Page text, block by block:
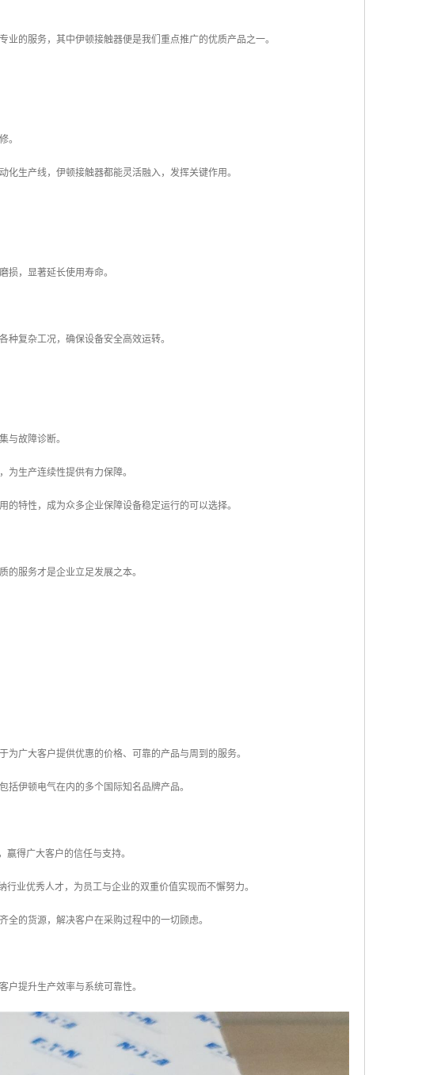
的服务，其中伊顿接触器便是我们重点推广的优质产品之一。
。
生产线，伊顿接触器都能灵活融入，发挥关键作用。
损，显著延长使用寿命。
种复杂工况，确保设备安全高效运转。
与故障诊断。
为生产连续性提供有力保障。
特性，成为众多企业保障设备稳定运行的可以选择。
服务才是企业立足发展之本。
广大客户提供优惠的价格、可靠的产品与周到的服务。
伊顿电气在内的多个国际知名品牌产品。
得广大客户的信任与支持。
业优秀人才，为员工与企业的双重价值实现而不懈努力。
的货源，解决客户在采购过程中的一切顾虑。
提升生产效率与系统可靠性。